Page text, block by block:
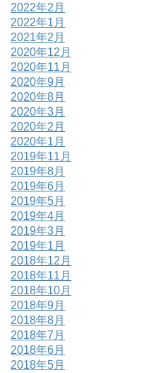
2022年2月
2022年1月
2021年2月
2020年12月
2020年11月
2020年9月
2020年8月
2020年3月
2020年2月
2020年1月
2019年11月
2019年8月
2019年6月
2019年5月
2019年4月
2019年3月
2019年1月
2018年12月
2018年11月
2018年10月
2018年9月
2018年8月
2018年7月
2018年6月
2018年5月